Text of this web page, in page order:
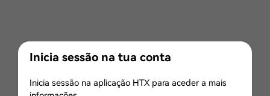
Inicia sessão na tua conta
Inicia sessão na aplicação HTX para aceder a mais